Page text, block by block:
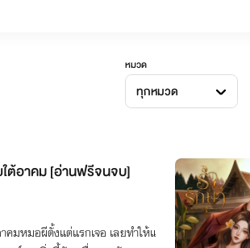
หมวด
ทุกหมวด
ต้อาคม [อ่านฟรีจนจบ]
คมหมอผีตั้งแต่แรกเจอ เลยทำให้แ